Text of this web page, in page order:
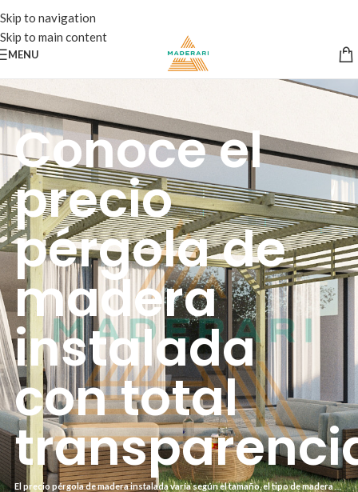
Skip to navigation
Skip to main content
MENU
Conoce el
precio
pérgola de
madera
instalada
con total
El precio pérgola de madera instalada varía según el tamaño, el tipo de madera y